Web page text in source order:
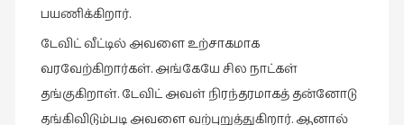
பயணிக்கிறார்.
டேவிட் வீட்டில் அவளை உற்சாகமாக
வரவேற்கிறார்கள். அங்கேயே சில நாட்கள்
தங்குகிறாள். டேவிட் அவள் நிரந்தரமாகத் தன்னோடு
தங்கிவிடும்படி அவளை வற்புறுத்துகிறார். ஆனால்